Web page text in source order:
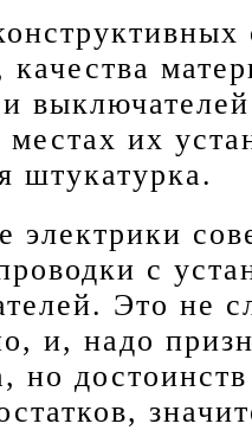
качества
их
штукатурка.
электрики
с
Это не
и, надо
но